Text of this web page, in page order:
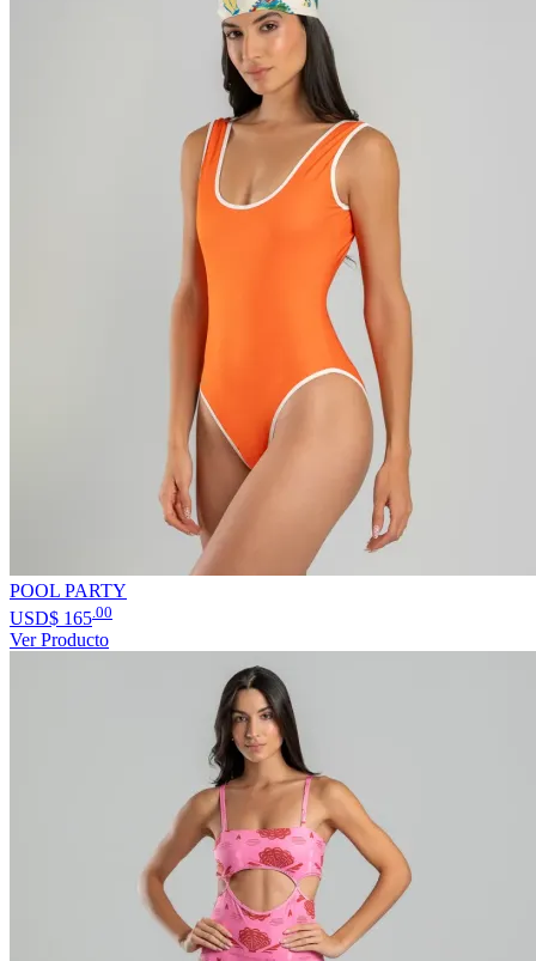
POOL PARTY
USD$ 165 .00
Ver Producto